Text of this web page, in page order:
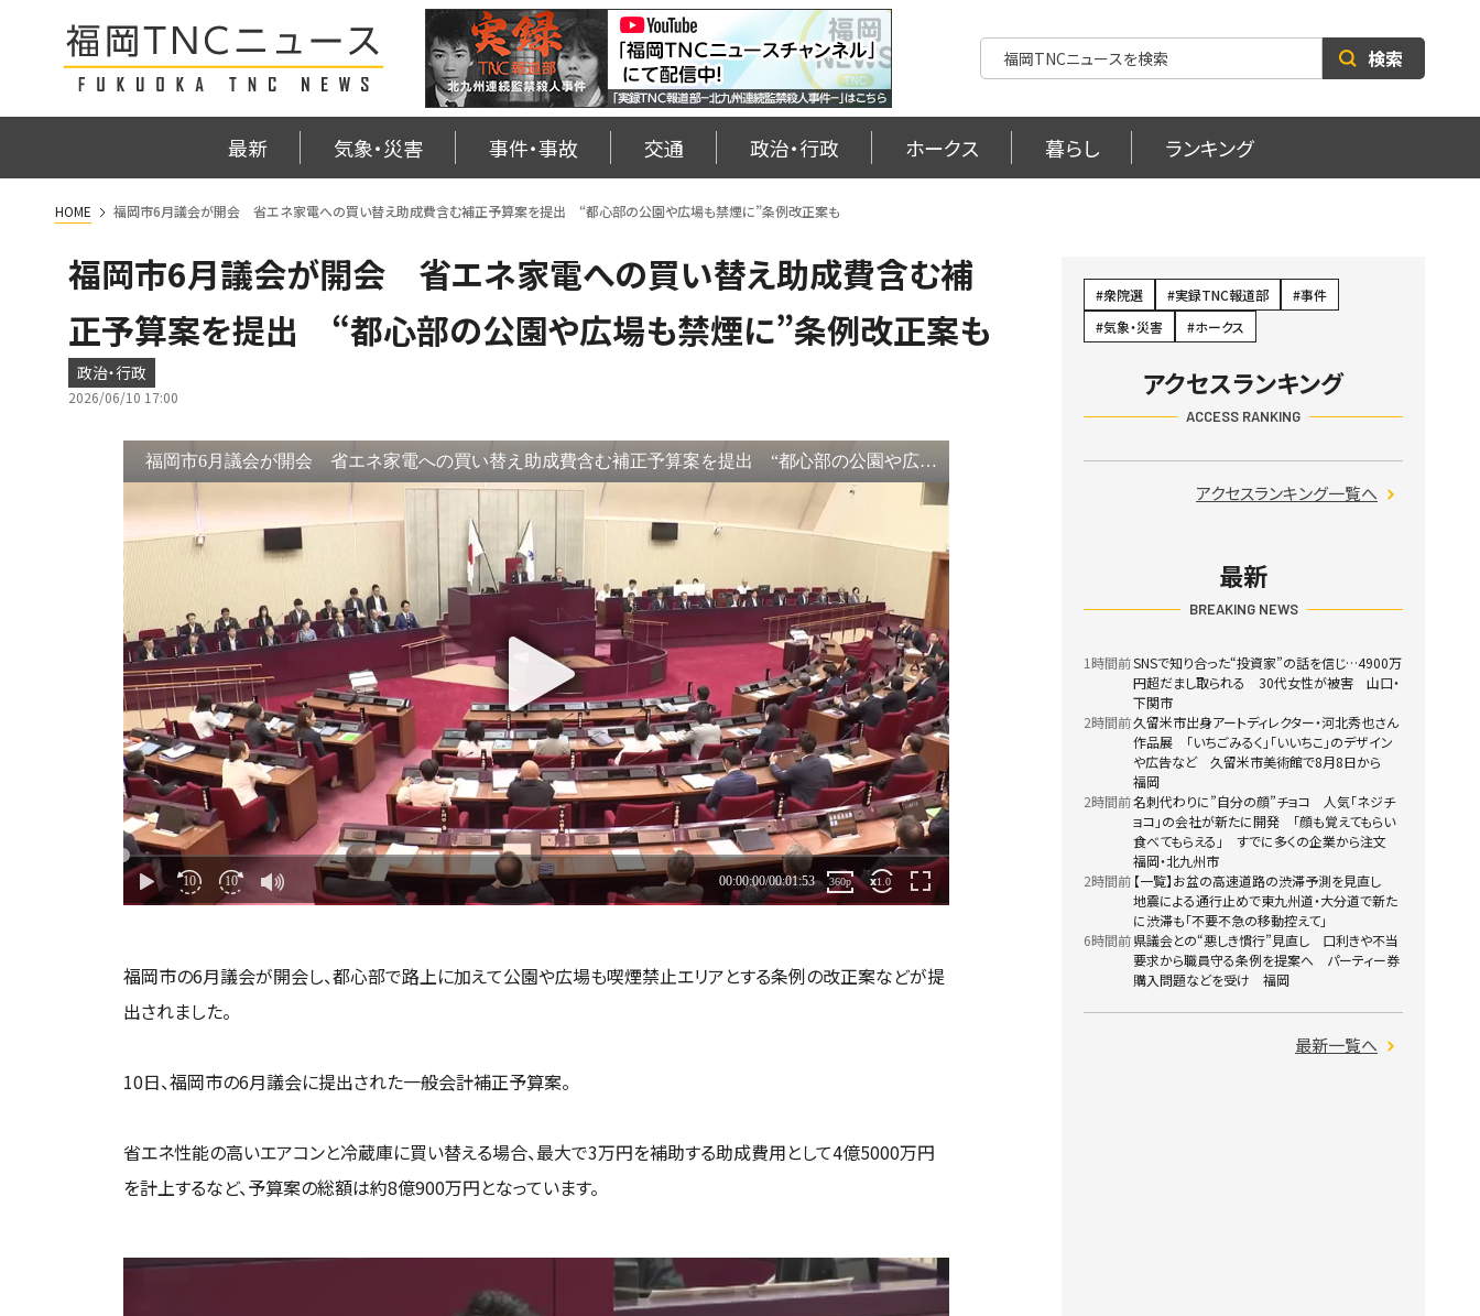
検索
最新 気象・災害 事件・事故 交通 政治・行政 ホークス 暮らし ランキング
HOME 福岡市6月議会が開会 省エネ家電への買い替え助成費含む補正予算案を提出 “都心部の公園や広場も禁煙に”条例改正案も
福岡市6月議会が開会 省エネ家電への買い替え助成費含む補
正予算案を提出 “都心部の公園や広場も禁煙に”条例改正案も
政治・行政
2026/06/10 17:00
福岡市の6月議会が開会し、都心部で路上に加えて公園や広場も喫煙禁止エリアとする条例の改正案などが提
出されました。
10日、福岡市の6月議会に提出された一般会計補正予算案。
省エネ性能の高いエアコンと冷蔵庫に買い替える場合、最大で3万円を補助する助成費用として4億5000万円
を計上するなど、予算案の総額は約8億900万円となっています。
衆院選 実録TNC報道部
事件
気象・災害
ホークス
アクセスランキング
ACCESS RANKING
アクセスランキング一覧へ
最新
BREAKING NEWS
1時間前SNSで知り合った“投資家”の話を信じ…4900万
円超だまし取られる 30代女性が被害 山口・
下関市
2時間前久留米市出身アートディレクター・河北秀也さん
作品展 「いちごみるく」「いいちこ」のデザイン
や広告など 久留米市美術館で8月8日から
福岡
2時間前名刺代わりに”自分の顔”チョコ 人気「ネジチ
ョコ」の会社が新たに開発 「顔も覚えてもらい
食べてもらえる」 すでに多くの企業から注文
福岡・北九州市
2時間前 【一覧】お盆の高速道路の渋滞予測を見直し
地震による通行止めで東九州道・大分道で新た
に渋滞も「不要不急の移動控えて」
6時間前県議会との“悪しき慣行”見直し 口利きや不当
要求から職員守る条例を提案へ パーティー券
購入問題などを受け 福岡
最新一覧へ